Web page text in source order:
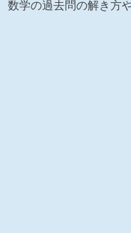
数学の過去問の解き方